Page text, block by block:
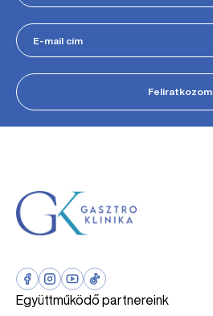
Feliratkozom
Együttműködő partnereink